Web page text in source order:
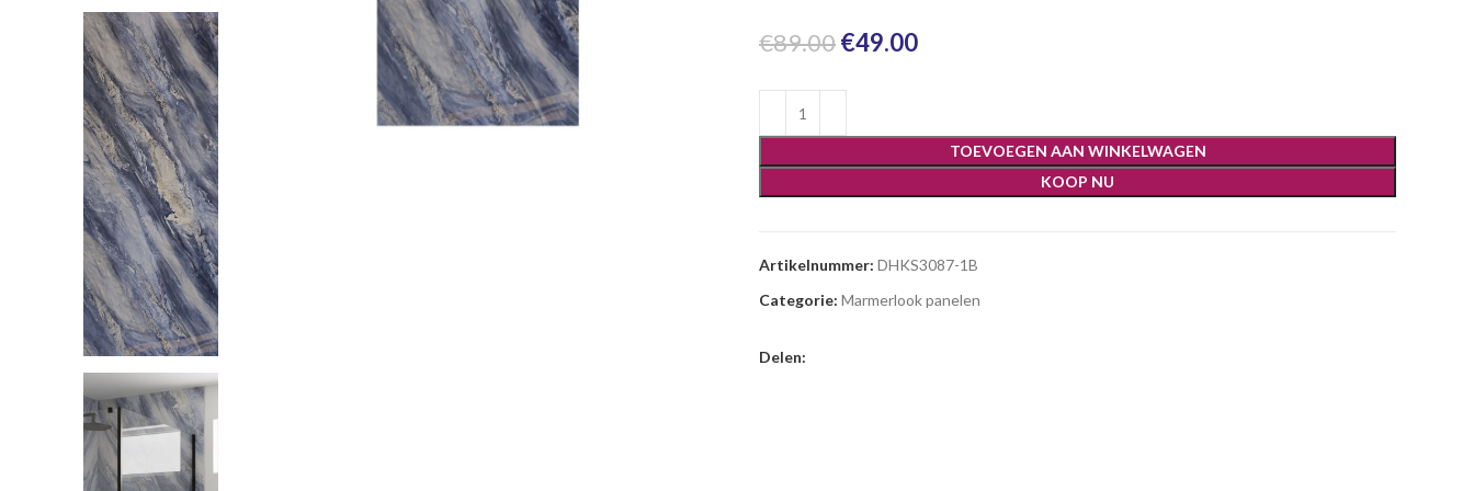
€89.00Oorspronkelijke
was:
€49.00Huidige
TOEVOEGEN AAN WINKELWAGEN
KOOP NU
Artikelnummer: DHKS3087-1B
Categorie: Marmerlook panelen
Delen: